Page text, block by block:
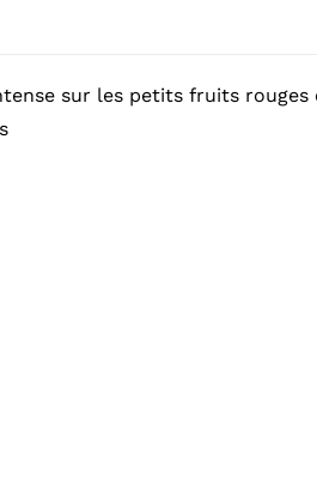
sur les petits fruits